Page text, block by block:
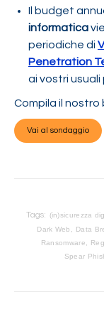
Il budget
informatica
periodiche di
Penetration
ai vostri
Compila il nostro
Vai al sondaggio
Tags: (in)sicurezza
Dark Web
Data
Ransomware
Spear